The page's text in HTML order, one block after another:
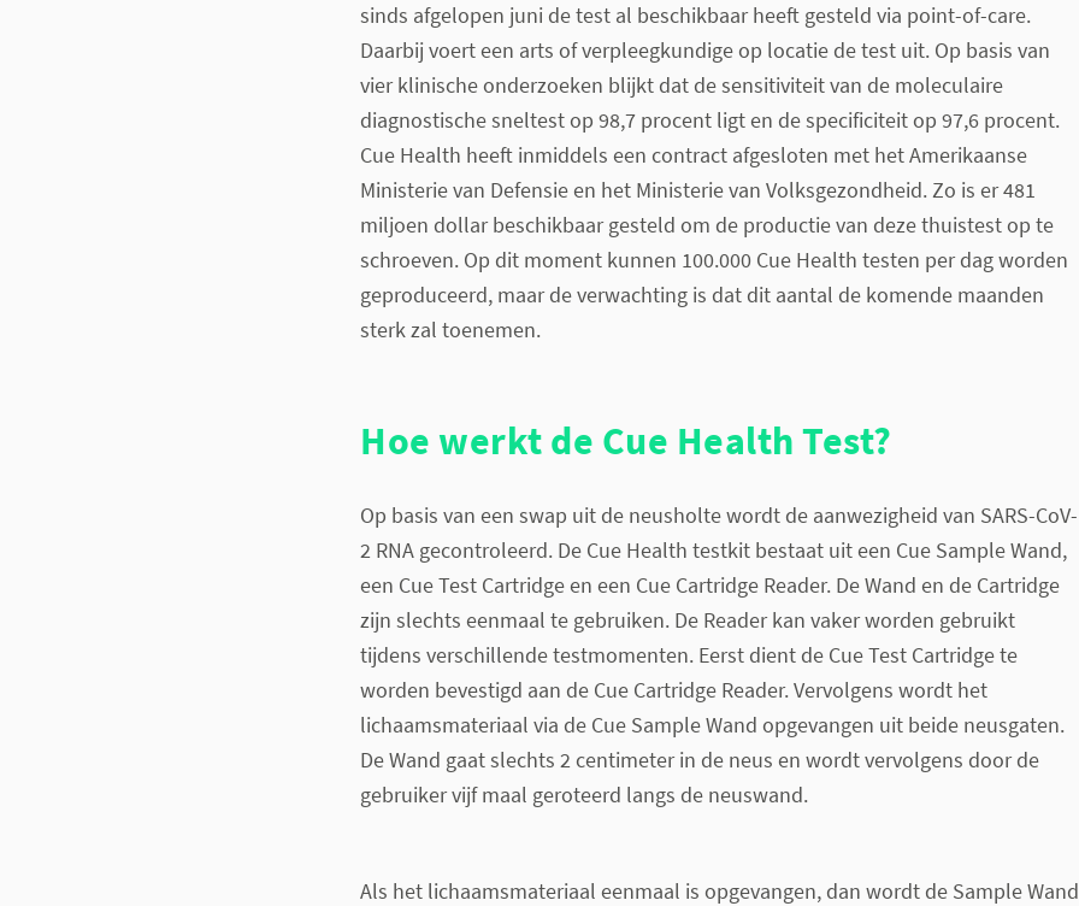
sinds afgelopen juni de test al beschikbaar heeft gesteld via point-of-care.
Daarbij voert een arts of verpleegkundige op locatie de test uit. Op basis van
vier klinische onderzoeken blijkt dat de sensitiviteit van de moleculaire
diagnostische sneltest op 98,7 procent ligt en de specificiteit op 97,6 procent.
Cue Health heeft inmiddels een contract afgesloten met het Amerikaanse
Ministerie van Defensie en het Ministerie van Volksgezondheid. Zo is er 481
miljoen dollar beschikbaar gesteld om de productie van deze thuistest op te
schroeven. Op dit moment kunnen 100.000 Cue Health testen per dag worden
geproduceerd, maar de verwachting is dat dit aantal de komende maanden
sterk zal toenemen.
Hoe werkt de Cue Health Test?
Op basis van een swap uit de neusholte wordt de aanwezigheid van SARS-CoV-
2 RNA gecontroleerd. De Cue Health testkit bestaat uit een Cue Sample Wand,
een Cue Test Cartridge en een Cue Cartridge Reader. De Wand en de Cartridge
zijn slechts eenmaal te gebruiken. De Reader kan vaker worden gebruikt
tijdens verschillende testmomenten. Eerst dient de Cue Test Cartridge te
worden bevestigd aan de Cue Cartridge Reader. Vervolgens wordt het
lichaamsmateriaal via de Cue Sample Wand opgevangen uit beide neusgaten.
De Wand gaat slechts 2 centimeter in de neus en wordt vervolgens door de
gebruiker vijf maal geroteerd langs de neuswand.
Als het lichaamsmateriaal eenmaal is opgevangen, dan wordt de Sample Wand